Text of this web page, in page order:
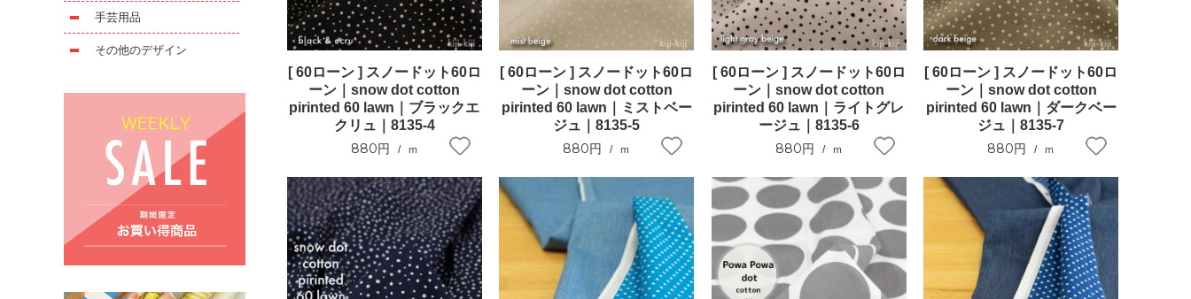
[ 60ローン ] スノードット60ロ
ーン｜snow dot cotton
pirinted 60 lawn｜ブラックエ
クリュ｜8135-4
880円 ｍ
[ 60ローン ] スノードット60ロ
ーン｜snow dot cotton
pirinted 60 lawn｜ミストベー
ジュ｜8135-5
880円 ｍ
[ 60ローン ] スノードット60ロ
ーン｜snow dot cotton
pirinted 60 lawn｜ライトグレ
ージュ｜8135-6
880円 ｍ
[ 60ローン ] スノードット60ロ
ーン｜snow dot cotton
pirinted 60 lawn｜ダークベー
ジュ｜8135-7
880円 ｍ
手芸用品
その他のデザイン